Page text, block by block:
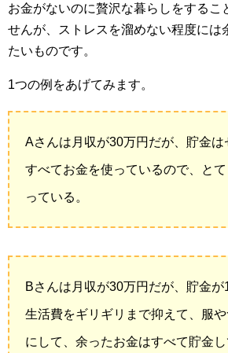
お金がないのに贅沢な暮らしをするこ
せんが、ストレスを溜めない程度には
たいものです。
1つの例をあげてみます。
Aさんは月収が30万円だが、貯金は
すべてお金を使っているので、と
っている。
Bさんは月収が30万円だが、貯金が
生活費をギリギリまで抑えて、服
にして、余ったお金はすべて貯金し